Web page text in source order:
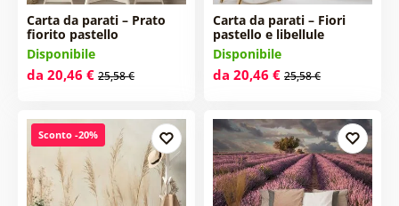
Carta da parati – Prato
fiorito pastello
Disponibile
da 20,46 € 25,58 €
Carta da parati – Fiori
pastello e libellule
Disponibile
da 20,46 € 25,58 €
Sconto -20%